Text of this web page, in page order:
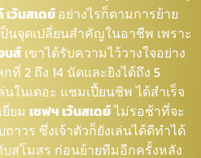
เว้นสเดย์อย่างไรก็ตามการย้าย
นจุดเปลี่ยนสำคัญในอาชีพ เพราะ
นส์ เขาได้รับความไว้วางใจอย่าง
ที่ 2 ถึง 14 นัดและยิงได้ถึง 5
ในเดอะ แชมเปี้ยนชิพ ได้สำเร็จ
ยม เชฟฯ เว้นสเดย์ไม่รอช้าที่จะ
าวร ซึ่งเจ้าตัวก็ยังเล่นได้ดีทำได้
บสโมสร ก่อนย้ายทีมอีกครั้งหลัง